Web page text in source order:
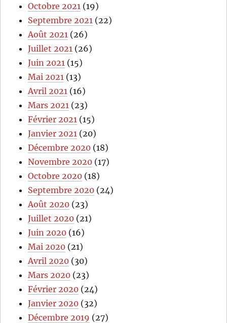
Octobre 2021 (19)
Septembre 2021 (22)
Août 2021 (26)
Juillet 2021 (26)
Juin 2021 (15)
Mai 2021 (13)
Avril 2021 (16)
Mars 2021 (23)
Février 2021 (15)
Janvier 2021 (20)
Décembre 2020 (18)
Novembre 2020 (17)
Octobre 2020 (18)
Septembre 2020 (24)
Août 2020 (23)
Juillet 2020 (21)
Juin 2020 (16)
Mai 2020 (21)
Avril 2020 (30)
Mars 2020 (23)
Février 2020 (24)
Janvier 2020 (32)
Décembre 2019 (27)